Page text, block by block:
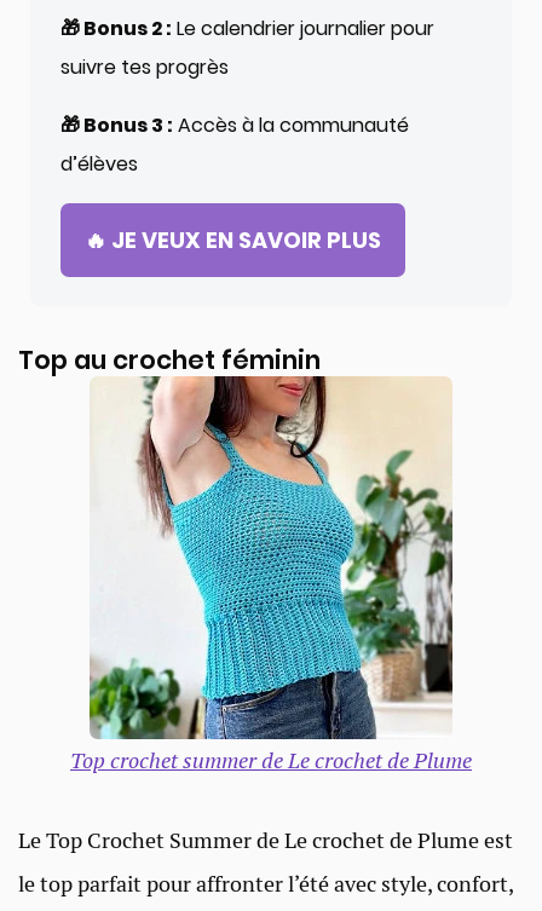
🎁 Bonus 2 : Le calendrier journalier pour
suivre tes progrès
🎁 Bonus 3 : Accès à la communauté
d’élèves
🔥 JE VEUX EN SAVOIR PLUS
Top au crochet féminin
Top crochet summer de Le crochet de Plume
Le Top Crochet Summer de Le crochet de Plume est
le top parfait pour affronter l’été avec style, confort,